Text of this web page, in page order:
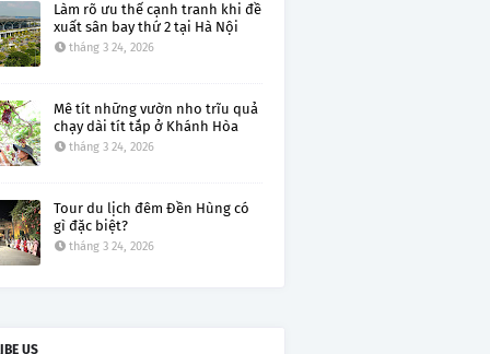
Làm rõ ưu thế cạnh tranh khi đề
xuất sân bay thứ 2 tại Hà Nội
tháng 3 24, 2026
Mê tít những vườn nho trĩu quả
chạy dài tít tắp ở Khánh Hòa
tháng 3 24, 2026
Tour du lịch đêm Đền Hùng có
gì đặc biệt?
tháng 3 24, 2026
US